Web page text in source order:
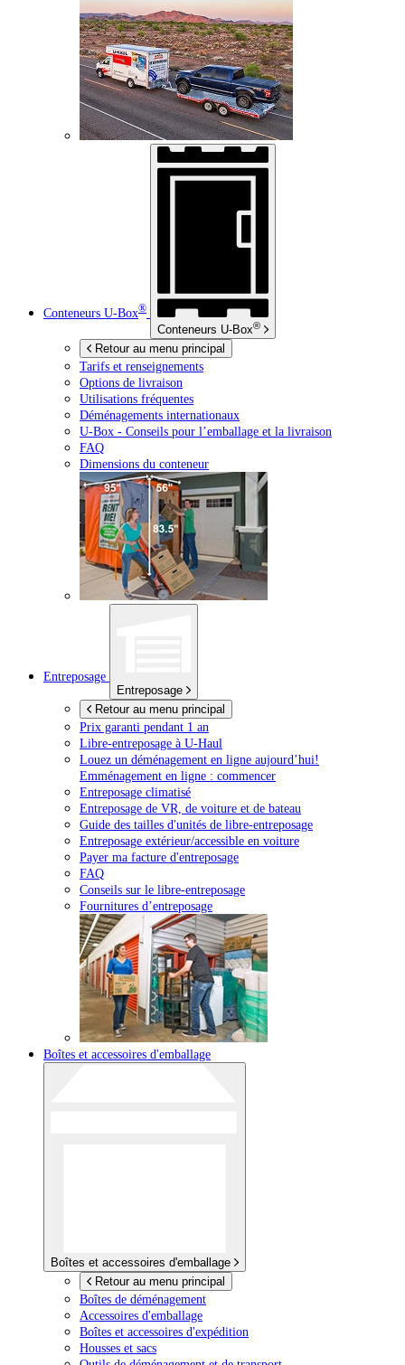
Conteneurs U-Box®
Conteneurs U-Box®
Retour au menu principal
Tarifs et renseignements
Options de livraison
Utilisations fréquentes
Déménagements internationaux
U-Box - Conseils pour l’emballage et la livraison
FAQ
Dimensions du conteneur
Entreposage
Entreposage
Retour au menu principal
Prix garanti pendant 1 an
Libre-entreposage à U-Haul
Louez un déménagement en ligne aujourd’hui!
Emménagement en ligne : commencer
Entreposage climatisé
Entreposage de VR, de voiture et de bateau
Guide des tailles d'unités de libre-entreposage
Entreposage extérieur/accessible en voiture
Payer ma facture d'entreposage
FAQ
Conseils sur le libre-entreposage
Fournitures d’entreposage
Boîtes et accessoires d'emballage
Boîtes et accessoires d'emballage
Retour au menu principal
Boîtes de déménagement
Accessoires d'emballage
Boîtes et accessoires d'expédition
Housses et sacs